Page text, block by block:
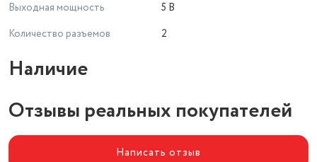
Выходная мощность
5 В
Количество разъемов
2
Наличие
Отзывы реальных покупателей
Написать отзыв